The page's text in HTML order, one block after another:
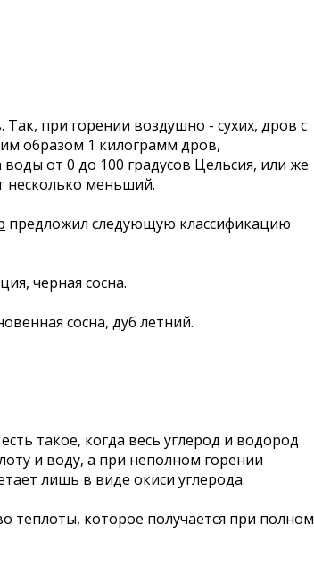
при горении воздушно - сухих, дров с
образом 1 килограмм дров,
от 0 до 100 градусов Цельсия, или же
несколько меньший.
предложил следующую классификацию
черная сосна.
сосна, дуб летний.
такое, когда весь углерод и водород
и воду, а при неполном горении
лишь в виде окиси углерода.
теплоты, которое получается при полном